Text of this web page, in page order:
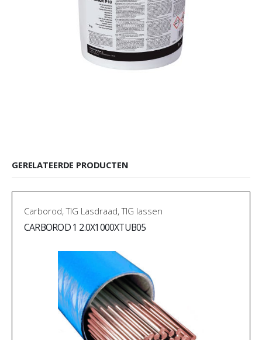
GERELATEERDE PRODUCTEN
Carborod,TIG Lasdraad,TIG lassen
CARBOROD 1 2.0X1000XTUB05